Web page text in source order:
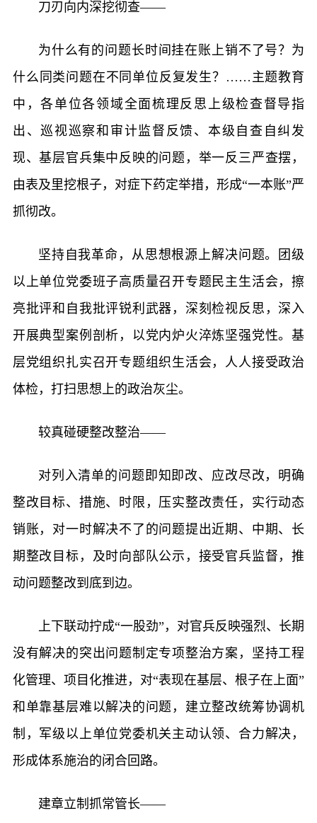
刀刃向内深挖彻查——
为什么有的问题长时间挂在账上销不了号？为
什么同类问题在不同单位反复发生？……主题教育
中，各单位各领域全面梳理反思上级检查督导指
出、巡视巡察和审计监督反馈、本级自查自纠发
现、基层官兵集中反映的问题，举一反三严查摆，
由表及里挖根子，对症下药定举措，形成“一本账”严
抓彻改。
坚持自我革命，从思想根源上解决问题。团级
以上单位党委班子高质量召开专题民主生活会，擦
亮批评和自我批评锐利武器，深刻检视反思，深入
开展典型案例剖析，以党内炉火淬炼坚强党性。基
层党组织扎实召开专题组织生活会，人人接受政治
体检，打扫思想上的政治灰尘。
较真碰硬整改整治——
对列入清单的问题即知即改、应改尽改，明确
整改目标、措施、时限，压实整改责任，实行动态
销账，对一时解决不了的问题提出近期、中期、长
期整改目标，及时向部队公示，接受官兵监督，推
动问题整改到底到边。
上下联动拧成“一股劲”，对官兵反映强烈、长期
没有解决的突出问题制定专项整治方案，坚持工程
化管理、项目化推进，对“表现在基层、根子在上面”
和单靠基层难以解决的问题，建立整改统筹协调机
制，军级以上单位党委机关主动认领、合力解决，
形成体系施治的闭合回路。
建章立制抓常管长——